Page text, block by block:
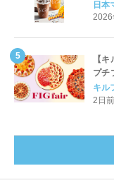
ッペ
開始
日本
2026
【
プチ
をた
登場
キル
2日前